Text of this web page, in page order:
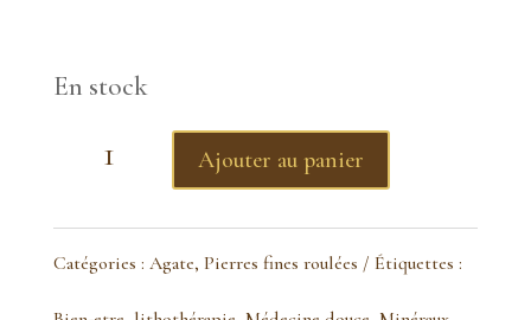
En stock
quantité
Onyx
noir
Ajouter au panier
Catégories : Agate, Pierres fines roulées Étiquettes :